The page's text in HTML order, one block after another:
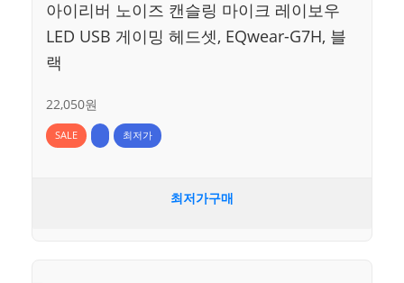
아이리버 노이즈 캔슬링 마이크 레이보우
LED USB 게이밍 헤드셋, EQwear-G7H, 블
랙
22,050원
SALE 최저가
최저가구매